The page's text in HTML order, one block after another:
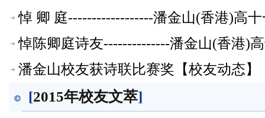
悼 卿 庭------------------潘金山(香港)高
悼陈卿庭诗友--------------潘金山(香港)
潘金山校友获诗联比赛奖【校友动态】
[2015年校友文萃]